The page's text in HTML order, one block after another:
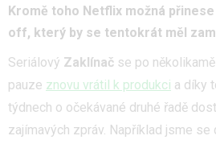
Kromě toho Netflix možná
off, který by se tentokrát měl
Seriálový Zaklínač se po
pauze znovu vrátil k produkci a díky
týdnech o očekávané druhé řadě
zajímavých zpráv. Například jsme se